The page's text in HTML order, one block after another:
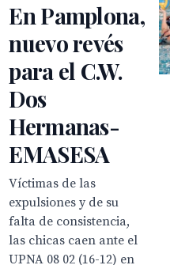
En Pamplona,
nuevo revés
para el C.W.
Dos
Hermanas-
EMASESA
Víctimas de las
expulsiones y de su
falta de consistencia,
las chicas caen ante el
UPNA 08 02 (16-12) en